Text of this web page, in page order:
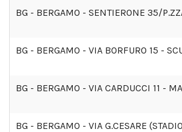
BG - BERGAMO - SENTIERONE 35/
BG - BERGAMO - VIA BORFURO 15 -
BG - BERGAMO - VIA CARDUCCI 11 -
BG - BERGAMO - VIA G.CESARE